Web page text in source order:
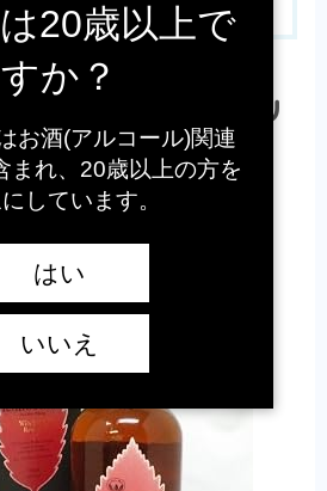
ト：ワインウッドリ
20歳以上で
すか？
お酒(アルコール)関連
まれ、20歳以上の方を
しています。
はい
いいえ